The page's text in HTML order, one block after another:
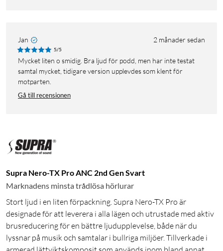
Jan 2 månader sedan
5/5
Mycket liten o smidig. Bra ljud för podd, men har inte testat
samtal mycket, tidigare version upplevdes som klent för
motparten.
Gå till recensionen
Supra Nero-TX Pro ANC 2nd Gen Svart
Marknadens minsta trådlösa hörlurar
Stort ljud i en liten förpackning. Supra Nero-TX Pro är
designade för att leverera i alla lägen och utrustade med aktiv
brusreducering för en bättre ljudupplevelse, både när du
lyssnar på musik och samtalar i bullriga miljöer. Tillverkade i